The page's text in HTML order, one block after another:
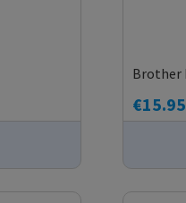
Brother
€15.95